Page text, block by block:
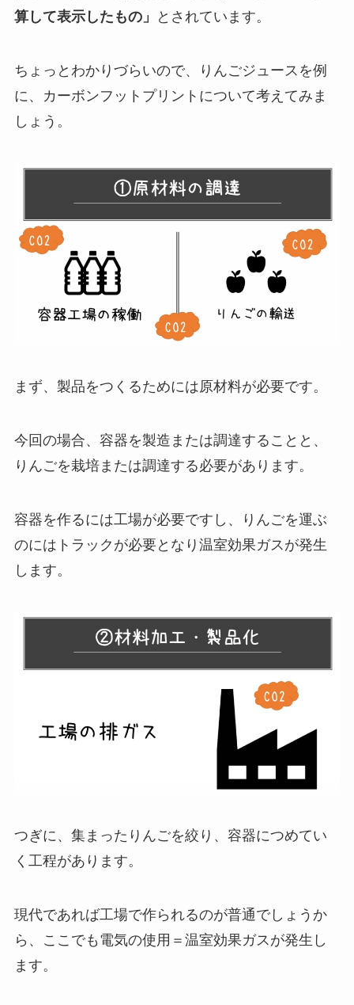
算して表示したもの」
とされています。
ちょっとわかりづらいので、りんごジュースを例
に、カーボンフットプリントについて考えてみま
しょう。
まず、製品をつくるためには原材料が必要です。
今回の場合、容器を製造または調達することと、
りんごを栽培または調達する必要があります。
容器を作るには工場が必要ですし、りんごを運ぶ
のにはトラックが必要となり温室効果ガスが発生
します。
つぎに、集まったりんごを絞り、容器につめてい
く工程があります。
現代であれば工場で作られるのが普通でしょうか
ら、ここでも電気の使用＝温室効果ガスが発生し
ます。